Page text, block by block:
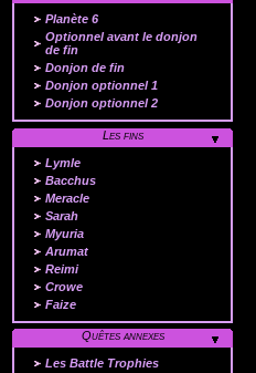
Planète 6
Optionnel avant le donjon
de fin
Donjon de fin
Donjon optionnel 1
Donjon optionnel 2
Les fins
Lymle
Bacchus
Meracle
Sarah
Myuria
Arumat
Reimi
Crowe
Faize
Quêtes annexes
Les Battle Trophies